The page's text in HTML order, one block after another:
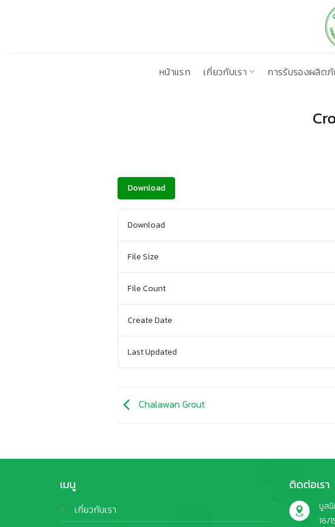
หน้าแรก
เกี่ยวกับเรา การรับรองผลิต
Download
Download
File Size
File Count
Create Date
Last Updated
Chalawan Grout
เมนู
เกี่ยวกับเรา
ติดต่อเรา
มูล
16/